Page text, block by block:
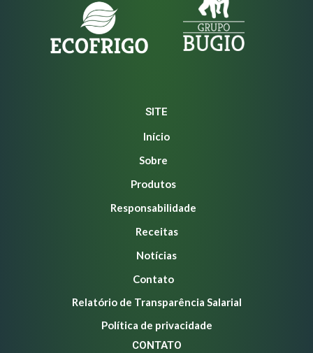
SITE
Início
Sobre
Produtos
Responsabilidade
Receitas
Notícias
Contato
Relatório de Transparência Salarial
Política de privacidade
CONTATO